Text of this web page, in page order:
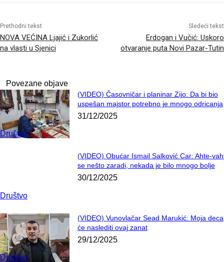
Prethodni tekst
NOVA VEĆINA Ljajić i Zukorlić
na vlasti u Sjenici
Sledeći tekst
Erdogan i Vučić: Uskoro
otvaranje puta Novi Pazar-Tutin
Povezane objave
Društvo
(VIDEO) Časovničar i planinar Zijo: Da bi bio
uspešan majstor potrebno je mnogo odricanja
31/12/2025
Društvo
(VIDEO) Obućar Ismail Salković Car: Ahte-
se nešto zaradi, nekada je bilo mnogo bolje
30/12/2025
Društvo
(VIDEO) Vunovlačar Sead Marukić: Moja deca
će naslediti ovaj zanat
29/12/2025